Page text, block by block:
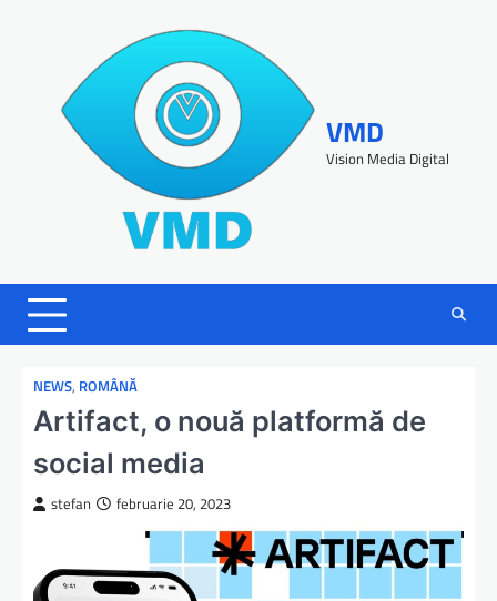
VMD
Vision Media Digital
NEWS, ROMÂNĂ
Artifact, o nouă platformă de
social media
stefan februarie 20, 2023